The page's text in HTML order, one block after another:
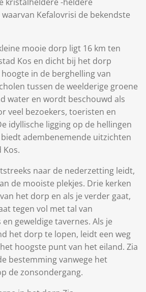
Kefalovrisi de bekendste
mooie dorp ligt 16 km ten
Kos en dicht bij het dorp
in de berghelling van
tussen de weelderige groene
water en wordt beschouwd als
veel bezoekers, toeristen en
idyllische ligging op de hellingen
adembenemende uitzichten
Kos.
naar de nederzetting leidt,
de mooiste plekjes. Drie kerken
het dorp en als je verder gaat,
tegen vol met tal van
geweldige tavernes. Als je
het dorp te lopen, leidt een weg
hoogste punt van het eiland. Zia
bestemming vanwege het
de zonsondergang.